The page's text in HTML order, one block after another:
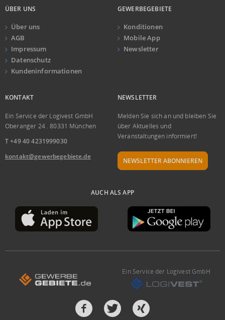
ÜBER UNS
Über uns
AGB
Impressum
Datenschutz
Kundeninformationen
GEWERBEGEBIETE
Konditionen
Mobile App
Newsletter
KONTAKT
Ein Service der Logivest GmbH
Oberanger 24 . 80331 München
T +49 40 4231999030
kontakt@gewerbegebiete.de
NEWSLETTER
Melden Sie sich an und bleiben Sie
über Aktuelles und
Veranstaltungen informiert!
NEWSLETTER ABONNIEREN
AUCH ALS APP
Ein Service der Logivest GmbH